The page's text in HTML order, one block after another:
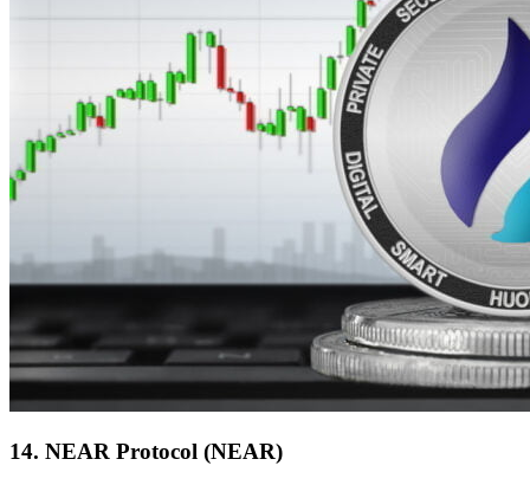
14. NEAR Protocol (NEAR)